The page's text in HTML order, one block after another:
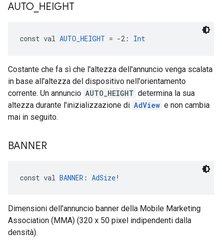
AUTO HEIGHT
const val AUTO_HEIGHT = -2: Int
Costante che fa sì che l'altezza dell'annuncio venga scalata
in base all'altezza del dispositivo nell'orientamento
corrente. Un annuncio AUTO_HEIGHT determina la sua
altezza durante l'inizializzazione di AdView e non cambia
mai in seguito.
BANNER
const val BANNER : AdSize!
Dimensioni dell'annuncio banner della Mobile Marketing
Association (MMA) (320 x 50 pixel indipendenti dalla
densità).